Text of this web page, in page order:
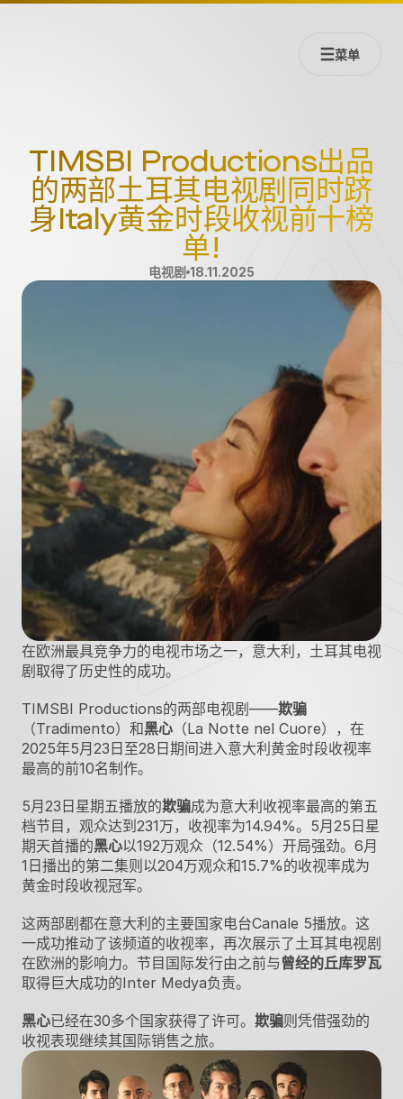
菜单
TIMSBI Productions出品
的两部土耳其电视剧同时跻
身Italy黄金时段收视前十榜
单!
电视剧 18.11.2025
在欧洲最具竞争力的电视市场之一，意大利，土耳其电视
剧取得了历史性的成功。
TIMSBI Productions的两部电视剧——欺骗
（Tradimento）和黑心 （La Notte nel Cuore），在
2025年5月23日至28日期间进入意大利黄金时段收视率
最高的前10名制作。
5月23日星期五播放的欺骗成为意大利收视率最高的第五
档节目，观众达到231万，收视率为14.94%。5月25日星
期天首播的黑心以192万观众（12.54%）开局强劲。6月
1日播出的第二集则以204万观众和15.7%的收视率成为
黄金时段收视冠军。
这两部剧都在意大利的主要国家电台Canale 5播放。这
一成功推动了该频道的收视率，再次展示了土耳其电视剧
在欧洲的影响力。节目国际发行由之前与曾经的丘库罗瓦
取得巨大成功的Inter Medya负责。
黑心已经在30多个国家获得了许可。 欺骗则凭借强劲的
收视表现继续其国际销售之旅。